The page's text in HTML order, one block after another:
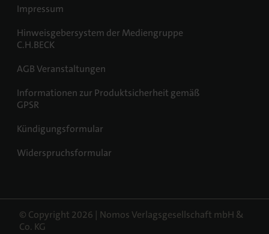
Impressum
Hinweisgebersystem der Mediengruppe
C.H.BECK
AGB Veranstaltungen
Informationen zur Produktsicherheit gemäß
GPSR
Kündigungsformular
Widerspruchsformular
© Copyright 2026 | Nomos Verlagsgesellschaft mbH &
Co. KG